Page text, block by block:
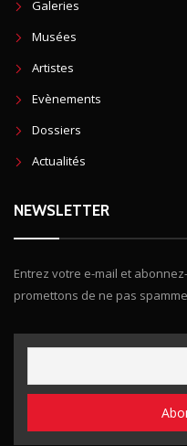
Galeries
Musées
Artistes
Evènements
Dossiers
Actualités
NEWSLETTER
Entrez votre e-mail et
promettons de ne pas